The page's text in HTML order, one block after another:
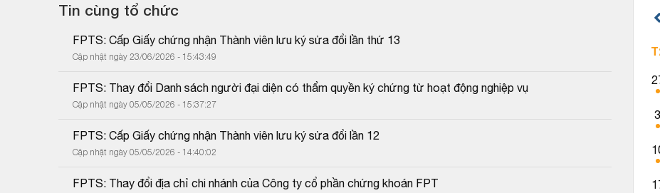
Tin cùng tổ chức
FPTS: Cấp Giấy chứng nhận Thành viên lưu ký sửa đổi lần thứ 13
Cập nhật ngày 23/06/2026 - 15:43:49
FPTS: Thay đổi Danh sách người đại diện có thẩm quyền ký chứng từ hoạt động nghiệp vụ
Cập nhật ngày 05/05/2026 - 15:37:27
FPTS: Cấp Giấy chứng nhận Thành viên lưu ký sửa đổi lần 12
Cập nhật ngày 05/05/2026 - 14:40:02
FPTS: Thay đổi địa chỉ chi nhánh của Công ty cổ phần chứng khoán FPT
3